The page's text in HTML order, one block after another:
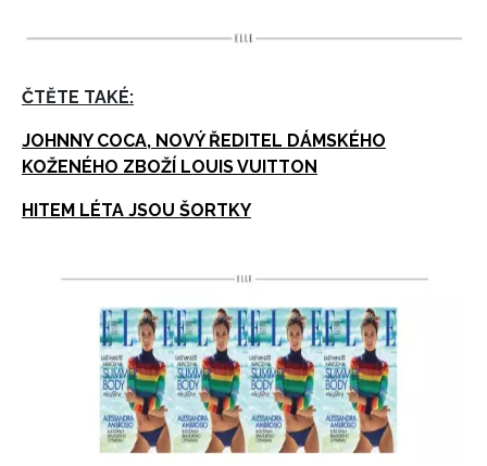
ČTĚTE TAKÉ:
JOHNNY COCA, NOVÝ ŘEDITEL DÁMSKÉHO
KOŽENÉHO ZBOŽÍ LOUIS VUITTON
HITEM LÉTA JSOU ŠORTKY